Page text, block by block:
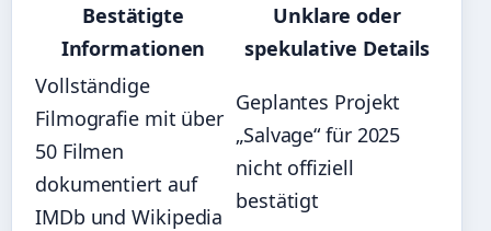
Bestätigte
Informationen
Unklare oder
spekulative Details
Vollständige
Filmografie mit über
50 Filmen
dokumentiert auf
IMDb und Wikipedia
Geplantes Projekt
„Salvage“ für 2025
nicht offiziell
bestätigt